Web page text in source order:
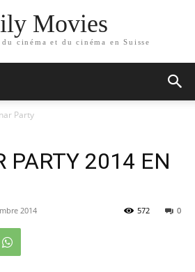
Movies
cinéma et du cinéma en Suisse
Party
PARTY 2014 EN
2014 0
572